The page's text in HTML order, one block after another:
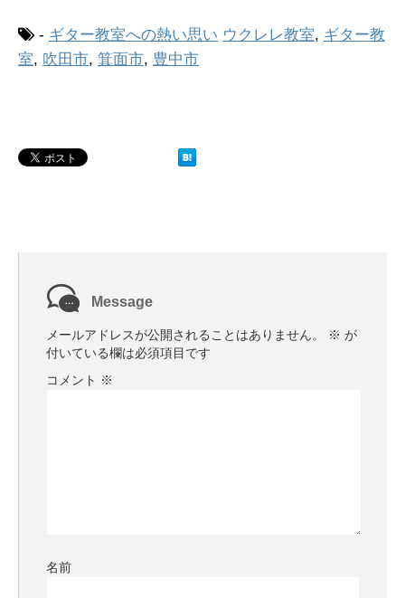
- ギター教室への熱い思い ウクレレ教室, ギター教
室, 吹田市, 箕面市, 豊中市
Message
メールアドレスが公開されることはありません。 ※ が
付いている欄は必須項目です
コメント ※
名前